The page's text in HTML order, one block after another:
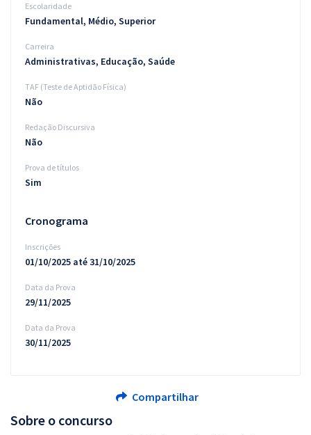
Sobre o concurso
Escolaridade
Fundamental, Médio, Superior
Carreira
Administrativas, Educação, Saúde
TAF (Teste de Aptidão Física)
Não
Redação Discursiva
Não
Prova de títulos
Sim
Cronograma
Inscrições
01/10/2025 até 31/10/2025
Data da Prova
29/11/2025
Data da Prova
30/11/2025
Compartilhar